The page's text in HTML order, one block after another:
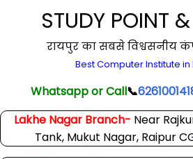
STUDY POINT
रायपुर का सबसे विश्वसनीय
Best Computer Institute in
Whatsapp or Call📞
Lakhe Nagar Branch- Near
Tank, Mukut Nagar, Raipur